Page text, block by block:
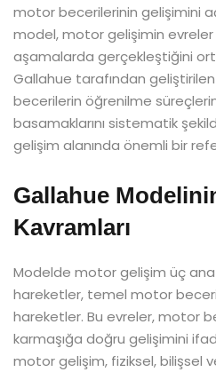
motor becerilerinin gelişimini
model, motor gelişimin evreler
aşamalarda gerçekleştiğini
Gallahue tarafından
becerilerin öğrenilme
basamaklarını sistematik
gelişim alanında önemli bir
Gallahue
Kavramları
Modelde motor gelişim üç ana
hareketler, temel motor
hareketler. Bu evreler, motor
karmaşığa doğru gelişimini
motor gelişim, fiziksel, bilişsel